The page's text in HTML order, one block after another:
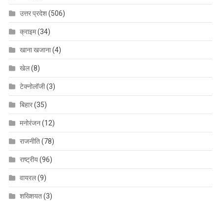
उत्तर प्रदेश(506)
क्राइम(34)
खाना खजाना(4)
खेल(8)
टेक्नोलॉजी(3)
बिहार(35)
मनोरंजन(12)
राजनीति(78)
राष्ट्रीय(96)
वायरल(9)
शख्शियत(3)